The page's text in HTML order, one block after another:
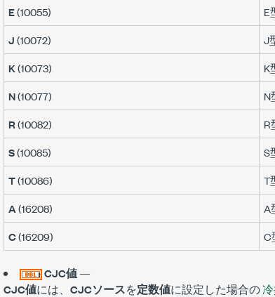
E(10055)
E
J(10072)
J
K(10073)
K
N(10077)
N
R(10082)
R
S(10085)
S
T(10086)
T
A(16208)
A
C(16209) C
CJC値—
CJC値には、 CJCソースを定数値に設定した場合の